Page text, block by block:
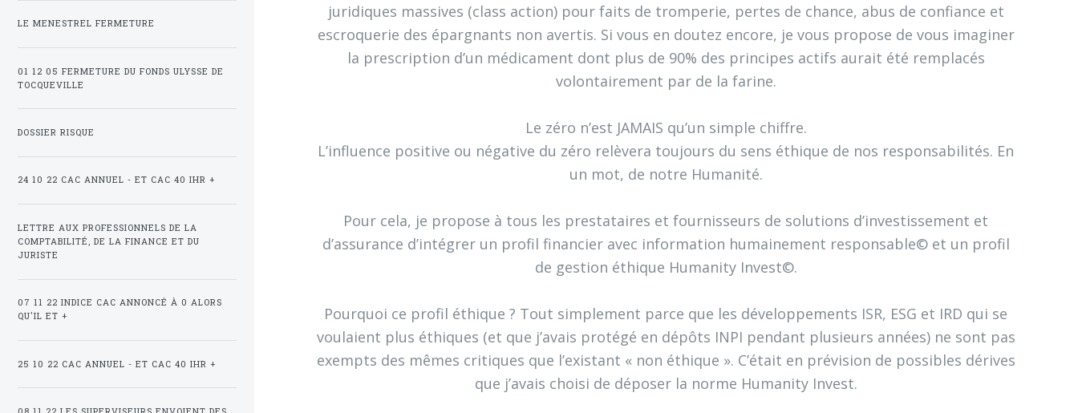
juridiques massives (class action) pour faits de tromperie, pertes de chance, abus de confiance et
escroquerie des épargnants non avertis. Si vous en doutez encore, je vous propose de vous imaginer
la prescription d’un médicament dont plus de 90% des principes actifs aurait été remplacés
volontairement par de la farine.
Le zéro n’est JAMAIS qu’un simple chiffre.
L’influence positive ou négative du zéro relèvera toujours du sens éthique de nos responsabilités. En
un mot, de notre Humanité.
Pour cela, je propose à tous les prestataires et fournisseurs de solutions d’investissement et
d’assurance d’intégrer un profil financier avec information humainement responsable© et un profil
de gestion éthique Humanity Invest©.
Pourquoi ce profil éthique ? Tout simplement parce que les développements ISR, ESG et IRD qui se
voulaient plus éthiques (et que j’avais protégé en dépôts INPI pendant plusieurs années) ne sont pas
exempts des mêmes critiques que l’existant « non éthique ». C’était en prévision de possibles dérives
que j’avais choisi de déposer la norme Humanity Invest.
LE MENESTREL FERMETURE
01 12 05 FERMETURE DU FONDS ULYSSE DE
TOCQUEVILLE
DOSSIER RISQUE
24 10 22 CAC ANNUEL - ET CAC 40 IHR +
LETTRE AUX PROFESSIONNELS DE LA
COMPTABILITÉ, DE LA FINANCE ET DU
JURISTE
07 11 22 INDICE CAC ANNONCÉ À 0 ALORS
QU'IL ET +
25 10 22 CAC ANNUEL - ET CAC 40 IHR +